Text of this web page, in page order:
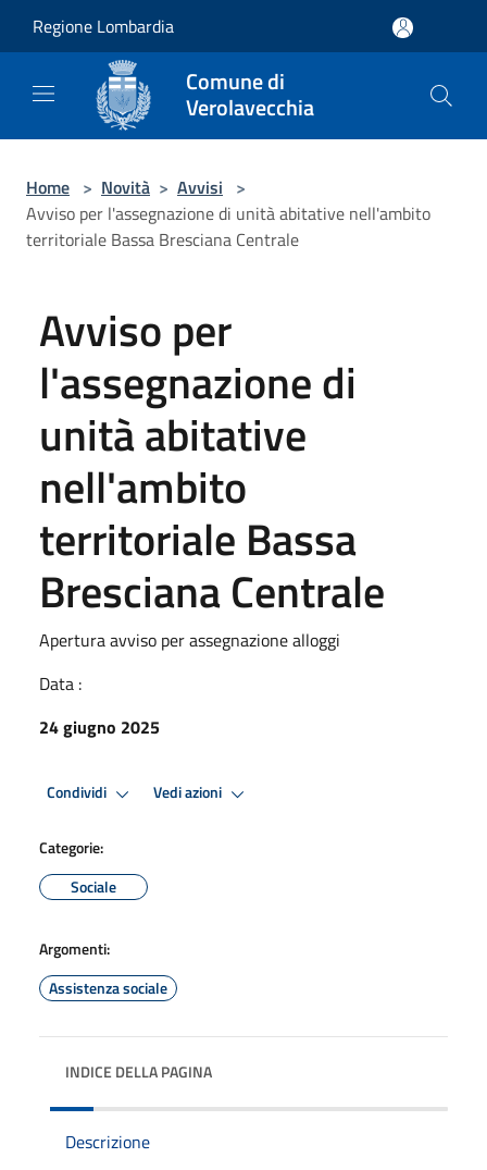
Regione Lombardia
Comune di
Verolavecchia
Home > Novità > Avvisi >
Avviso per l'assegnazione di unità abitative nell'ambito
territoriale Bassa Bresciana Centrale
Avviso per
l'assegnazione di
unità abitative
nell'ambito
territoriale Bassa
Bresciana Centrale
Apertura avviso per assegnazione alloggi
Data :
24 giugno 2025
Condividi Vedi azioni
Categorie:
Sociale
Argomenti:
Assistenza sociale
INDICE DELLA PAGINA
Descrizione